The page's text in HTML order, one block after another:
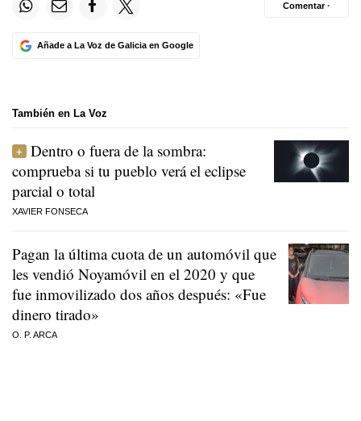
Añade a La Voz de Galicia en Google
Comentar ·
También en La Voz
Dentro o fuera de la sombra:
comprueba si tu pueblo verá el eclipse
parcial o total
XAVIER FONSECA
Pagan la última cuota de un automóvil que
les vendió Noyamóvil en el 2020 y que
fue inmovilizado dos años después: «Fue
dinero tirado»
O. P. ARCA